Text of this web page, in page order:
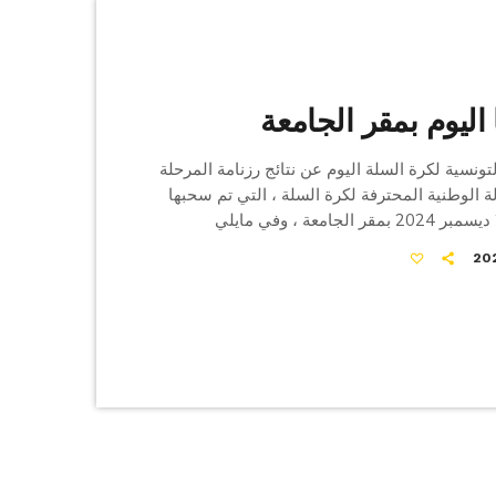
بمقر الجامعة
لكرة السلة اليوم عن نتائج رزنامة المرحلة
الوطنية المحترفة لكرة السلة ، التي تم سحبها
اليوم الجمعة 27 ديسمبر 2024 بمقر الجامعة ، وفي مايلي